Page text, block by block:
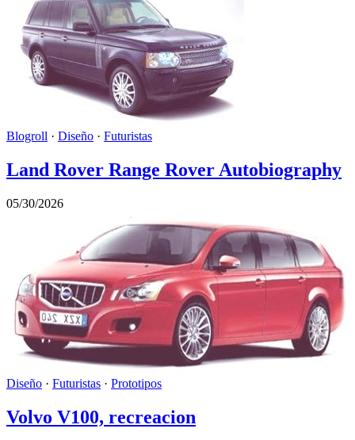
Blogroll · Diseño · Futuristas
Land Rover Range Rover Autobiography
05/30/2026
Diseño · Futuristas · Prototipos
Volvo V100, recreacion